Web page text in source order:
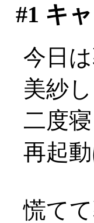
#1 キ
今日
美紗
二度寝
再起動
慌て